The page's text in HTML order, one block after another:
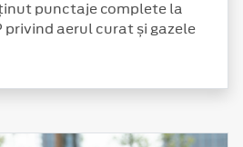
punctaje complete la
privind aerul curat și gazele